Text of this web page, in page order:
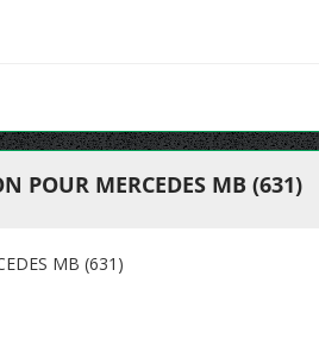
POUR MERCEDES MB (631)
MB (631)